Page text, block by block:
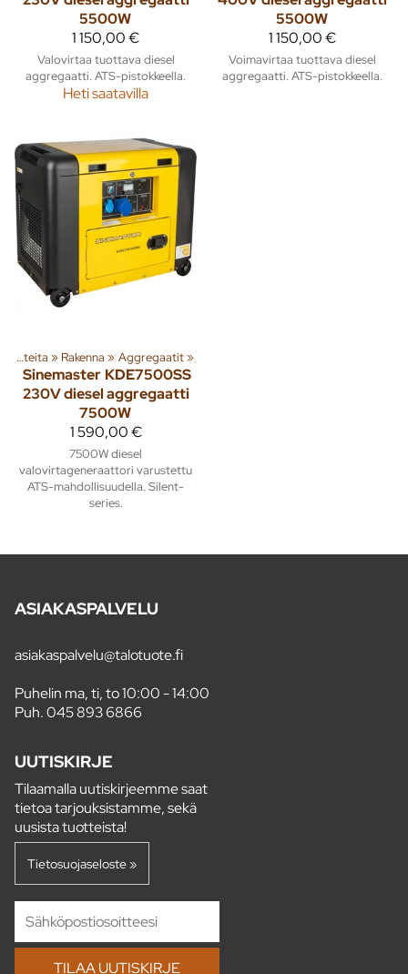
5500W
1 150,00 €
Valovirtaa tuottava diesel
aggregaatti. ATS-pistokkeella.
Heti saatavilla
5500W
1 150,00 €
Voimavirtaa tuottava diesel
aggregaatti. ATS-pistokkeella.
Tuoteryhmiä ja tuotteita ‪» Rakenna ‪» Aggregaatit‪»
Sinemaster KDE7500SS
230V diesel aggregaatti
7500W
1 590,00 €
7500W diesel
valovirtageneraattori varustettu
ATS-mahdollisuudella. Silent-
series.
ASIAKASPALVELU
asiakaspalvelu@talotuote.fi
Puhelin ma, ti, to 10:00 - 14:00
Puh.045 893 6866
UUTISKIRJE
Tilaamalla uutiskirjeemme saat
tietoa tarjouksistamme, sekä
uusista tuotteista!
Tietosuojaseloste »